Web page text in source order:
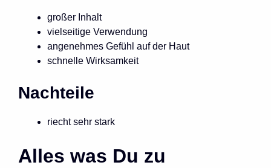
großer Inhalt
vielseitige Verwendung
angenehmes Gefühl auf der Haut
schnelle Wirksamkeit
Nachteile
riecht sehr stark
Alles was Du zu